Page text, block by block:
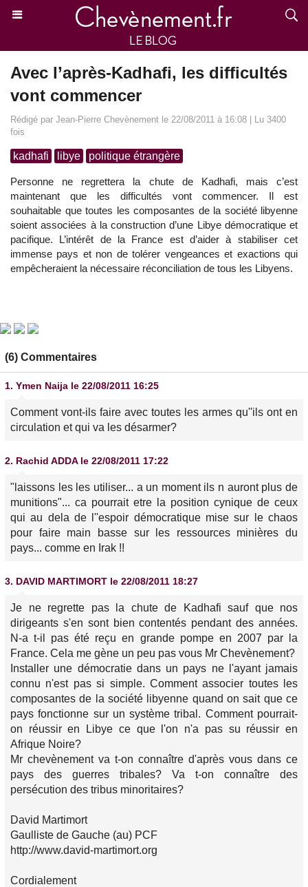
Avec l’après-Kadhafi, les difficultés
vont commencer
Rédigé par Jean-Pierre Chevènement le 22/08/2011 à 16:08 | Lu 3400
fois
kadhafi libye politique étrangère
Personne ne regrettera la chute de Kadhafi, mais c’est
maintenant que les difficultés vont commencer. Il est
souhaitable que toutes les composantes de la société libyenne
soient associées à la construction d’une Libye démocratique et
pacifique. L’intérêt de la France est d’aider à stabiliser cet
immense pays et non de tolérer vengeances et exactions qui
empêcheraient la nécessaire réconciliation de tous les Libyens.
(6) Commentaires
1. Ymen Naija le 22/08/2011 16:25
Comment vont-ils faire avec toutes les armes qu''ils ont en
circulation et qui va les désarmer?
2. Rachid ADDA le 22/08/2011 17:22
"laissons les les utiliser... a un moment ils n auront plus de
munitions"... ca pourrait etre la position cynique de ceux
qui au dela de l''espoir démocratique mise sur le chaos
pour faire main basse sur les ressources minières du
pays... comme en Irak !!
3. DAVID MARTIMORT le 22/08/2011 18:27
Je ne regrette pas la chute de Kadhafi sauf que nos
dirigeants s'en sont bien contentés pendant des années.
N-a t-il pas été reçu en grande pompe en 2007 par la
France. Cela me gène un peu pas vous Mr Chevènement?
Installer une démocratie dans un pays ne l'ayant jamais
connu n'est pas si simple. Comment associer toutes les
composantes de la société libyenne quand on sait que ce
pays fonctionne sur un système tribal. Comment pourrait-
on réussir en Libye ce que l'on n'a pas su réussir en
Afrique Noire?
Mr chevènement va t-on connaître d'après vous dans ce
pays des guerres tribales? Va t-on connaître des
persécution des tribus minoritaires?
David Martimort
Gaulliste de Gauche (au) PCF
http://www.david-martimort.org
Cordialement